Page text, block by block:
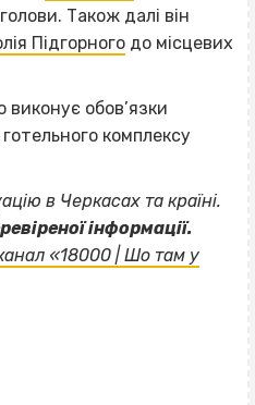
Також далі він
Підгорного до місцевих
обов’язки
комплексу
в Черкасах та країні.
інформації.
«18000 | Шо там у